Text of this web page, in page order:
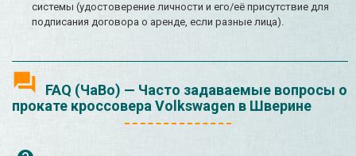
системы (удостоверение личности и его/её присутствие для
подписания договора о аренде, если разные лица).
FAQ (ЧаВо) — Часто задаваемые вопросы о
прокате кроссовера Volkswagen в Шверине